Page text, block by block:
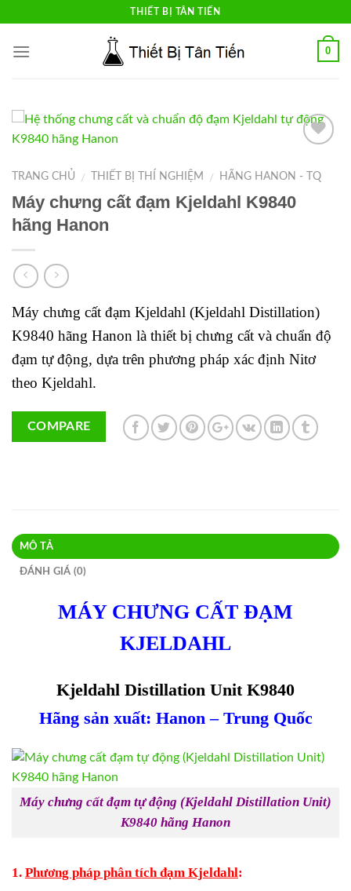
content
THIẾT BỊ TÂN TIẾN
0
Wishlist
TRANG CHỦ / THIẾT BỊ THÍ NGHIỆM / HÃNG HANON - TQ
Máy chưng cất đạm Kjeldahl K9840
hãng Hanon
Máy chưng cất đạm Kjeldahl (Kjeldahl Distillation)
K9840 hãng Hanon là thiết bị chưng cất và chuẩn độ
đạm tự động, dựa trên phương pháp xác định Nitơ
theo Kjeldahl.
COMPARE
MÔ TẢ
ĐÁNH GIÁ (0)
MÁY CHƯNG CẤT ĐẠM
KJELDAHL
Kjeldahl Distillation Unit K9840
Hãng sản xuất: Hanon – Trung Quốc
Máy chưng cất đạm tự động (Kjeldahl Distillation Unit)
K9840 hãng Hanon
1. Phương pháp phân tích đạm Kjeldahl: